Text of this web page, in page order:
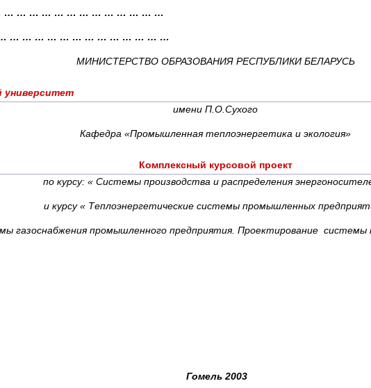
… … … … … … … … … … … … …
… … … … … … … … … … … … …
МИНИСТЕРСТВО ОБРАЗОВАНИЯ РЕСПУБЛИКИ БЕЛАРУСЬ
университет
имени П.О.Сухого
Кафедра «Промышленная теплоэнергетика и экология»
Комплексный курсовой проект
по курсу: « Системы производства и распределения
и курсу« Теплоэнергетические системы промышленных
газоснабжения промышленного предприятия. Проектирование
Гомель 2003